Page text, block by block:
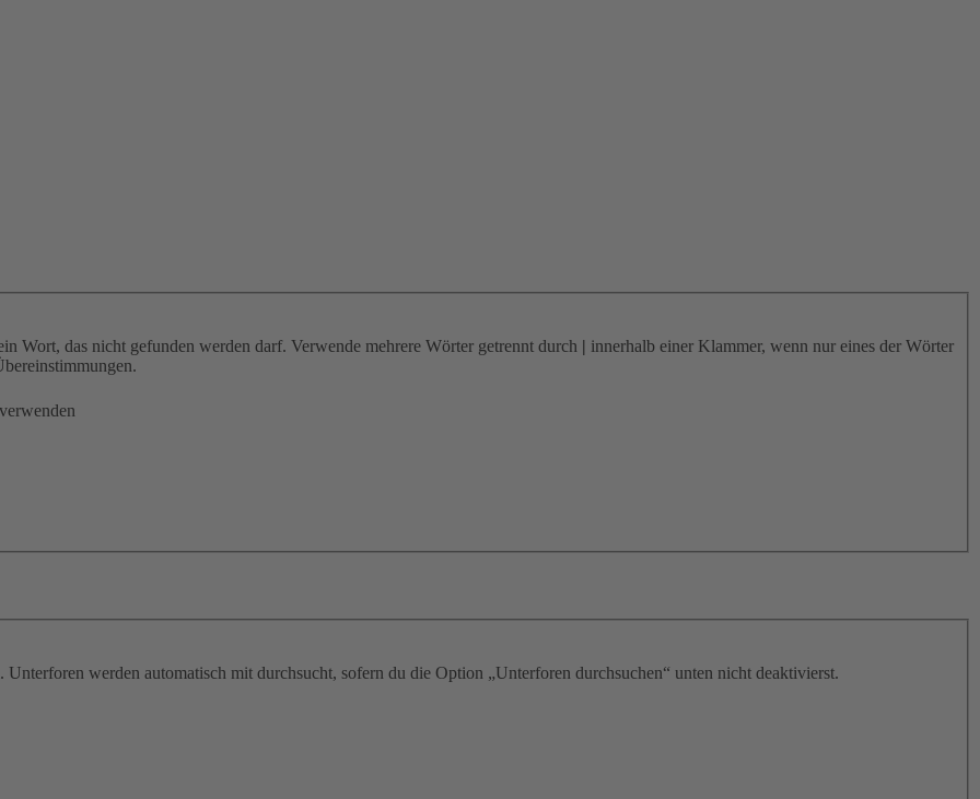
Wort, das nicht gefunden werden darf. Verwende mehrere Wörter getrennt durch | innerhalb einer Klammer, wenn nur eines der Wörter
werden automatisch mit durchsucht, sofern du die Option „Unterforen durchsuchen“ unten nicht deaktivierst.